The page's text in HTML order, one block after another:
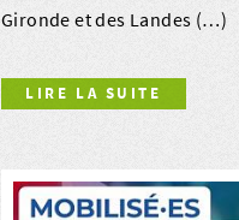
Gironde et des Landes (…)
LIRE LA SUITE